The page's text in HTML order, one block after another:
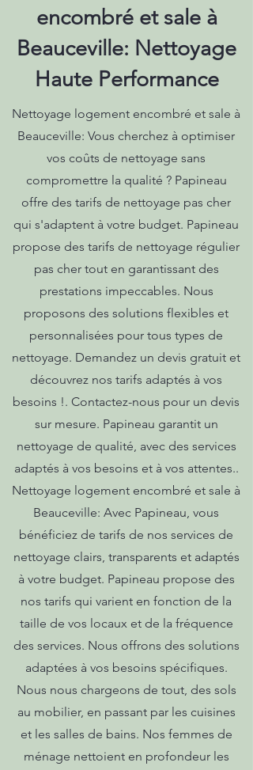
encombré et sale à
Beauceville: Nettoyage
Haute Performance
Nettoyage logement encombré et sale à
Beauceville: Vous cherchez à optimiser
vos coûts de nettoyage sans
compromettre la qualité ? Papineau
offre des tarifs de nettoyage pas cher
qui s'adaptent à votre budget. Papineau
propose des tarifs de nettoyage régulier
pas cher tout en garantissant des
prestations impeccables. Nous
proposons des solutions flexibles et
personnalisées pour tous types de
nettoyage. Demandez un devis gratuit et
découvrez nos tarifs adaptés à vos
besoins !. Contactez-nous pour un devis
sur mesure. Papineau garantit un
nettoyage de qualité, avec des services
adaptés à vos besoins et à vos attentes..
Nettoyage logement encombré et sale à
Beauceville: Avec Papineau, vous
bénéficiez de tarifs de nos services de
nettoyage clairs, transparents et adaptés
à votre budget. Papineau propose des
nos tarifs qui varient en fonction de la
taille de vos locaux et de la fréquence
des services. Nous offrons des solutions
adaptées à vos besoins spécifiques.
Nous nous chargeons de tout, des sols
au mobilier, en passant par les cuisines
et les salles de bains. Nos femmes de
ménage nettoient en profondeur les